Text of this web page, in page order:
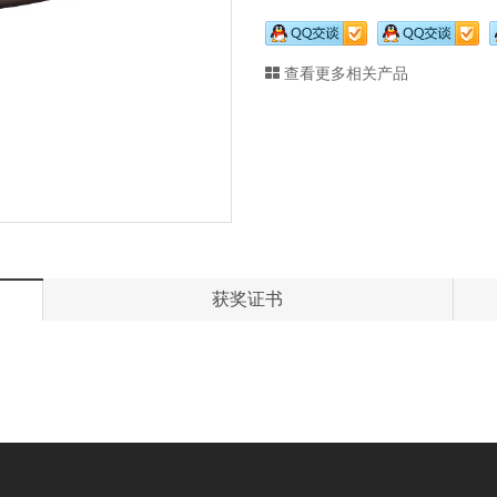
查看更多相关产品
获奖证书